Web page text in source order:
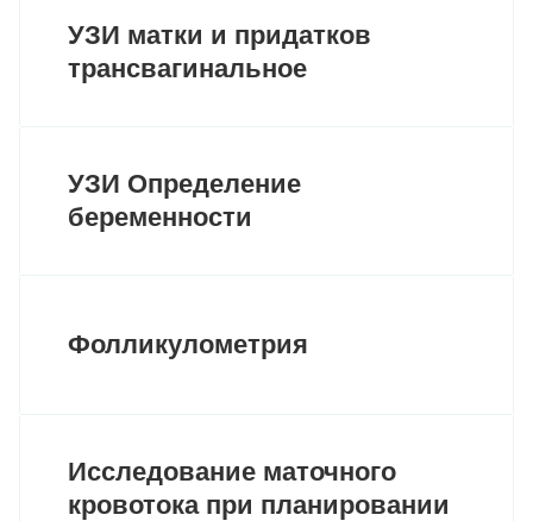
УЗИ матки и придатков
трансвагинальное
УЗИ Определение
беременности
Фолликулометрия
Исследование маточного
кровотока при планировании